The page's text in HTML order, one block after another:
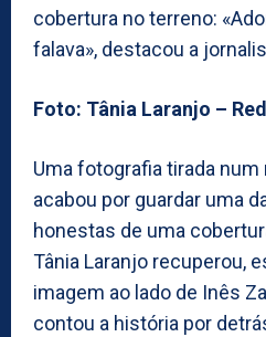
cobertura no terreno:
falava», destacou a
Foto: Tânia Laranjo –
Uma fotografia tirada
acabou por guardar uma
honestas de uma
Tânia Laranjo recuperou,
imagem ao lado de Inês
contou a história por